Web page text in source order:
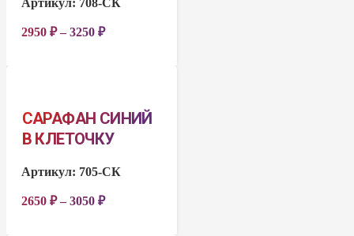
2950₽–3250₽
САРАФАН СИНИЙ
В КЛЕТОЧКУ
Артикул: 705-СК
2650₽–3050₽